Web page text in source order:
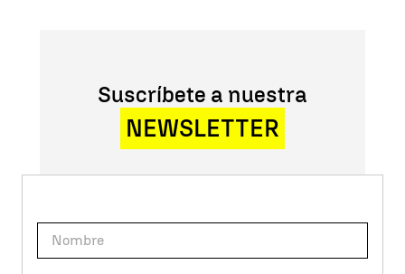
Suscríbete a nuestra
NEWSLETTER